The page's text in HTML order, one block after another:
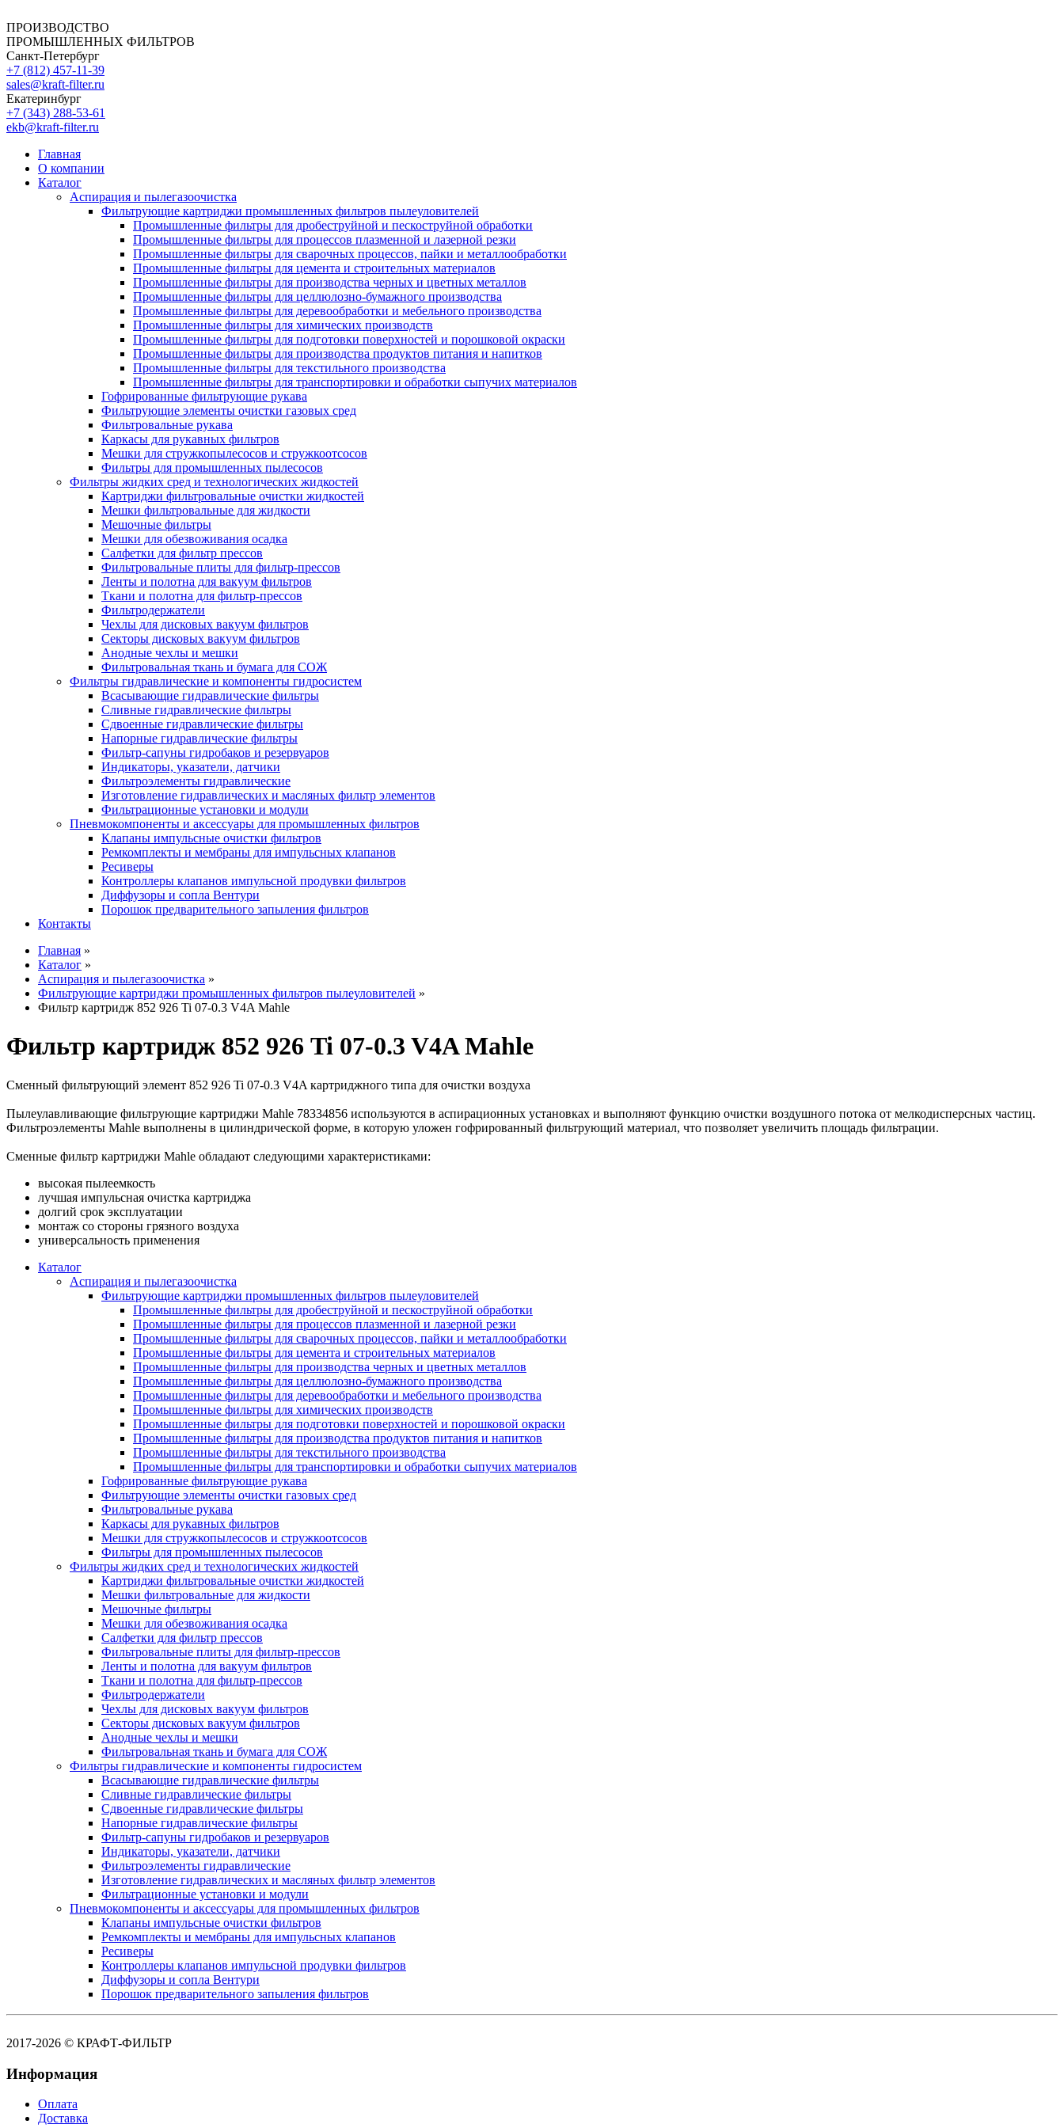
ПРОИЗВОДСТВО
ПРОМЫШЛЕННЫХ ФИЛЬТРОВ
Санкт-Петербург
+7 (812) 457-11-39
sales@kraft-filter.ru
Екатеринбург
+7 (343) 288-53-61
ekb@kraft-filter.ru
Главная
О компании
Каталог
Аспирация и пылегазоочистка
Фильтрующие картриджи промышленных фильтров пылеуловителей
Промышленные фильтры для дробеструйной и пескоструйной обработки
Промышленные фильтры для процессов плазменной и лазерной резки
Промышленные фильтры для сварочных процессов, пайки и металлообработки
Промышленные фильтры для цемента и строительных материалов
Промышленные фильтры для производства черных и цветных металлов
Промышленные фильтры для целлюлозно-бумажного производства
Промышленные фильтры для деревообработки и мебельного производства
Промышленные фильтры для химических производств
Промышленные фильтры для подготовки поверхностей и порошковой окраски
Промышленные фильтры для производства продуктов питания и напитков
Промышленные фильтры для текстильного производства
Промышленные фильтры для транспортировки и обработки сыпучих материалов
Гофрированные фильтрующие рукава
Фильтрующие элементы очистки газовых сред
Фильтровальные рукава
Каркасы для рукавных фильтров
Мешки для стружкопылесосов и стружкоотсосов
Фильтры для промышленных пылесосов
Фильтры жидких сред и технологических жидкостей
Картриджи фильтровальные очистки жидкостей
Мешки фильтровальные для жидкости
Мешочные фильтры
Мешки для обезвоживания осадка
Салфетки для фильтр прессов
Фильтровальные плиты для фильтр-прессов
Ленты и полотна для вакуум фильтров
Ткани и полотна для фильтр-прессов
Фильтродержатели
Чехлы для дисковых вакуум фильтров
Секторы дисковых вакуум фильтров
Анодные чехлы и мешки
Фильтровальная ткань и бумага для СОЖ
Фильтры гидравлические и компоненты гидросистем
Всасывающие гидравлические фильтры
Сливные гидравлические фильтры
Сдвоенные гидравлические фильтры
Напорные гидравлические фильтры
Фильтр-сапуны гидробаков и резервуаров
Индикаторы, указатели, датчики
Фильтроэлементы гидравлические
Изготовление гидравлических и масляных фильтр элементов
Фильтрационные установки и модули
Пневмокомпоненты и аксессуары для промышленных фильтров
Клапаны импульсные очистки фильтров
Ремкомплекты и мембраны для импульсных клапанов
Ресиверы
Контроллеры клапанов импульсной продувки фильтров
Диффузоры и сопла Вентури
Порошок предварительного запыления фильтров
Контакты
Главная »
Каталог »
Аспирация и пылегазоочистка »
Фильтрующие картриджи промышленных фильтров пылеуловителей »
Фильтр картридж 852 926 Ti 07-0.3 V4A Mahle
Фильтр картридж 852 926 Ti 07-0.3 V4A Mahle
Сменный фильтрующий элемент 852 926 Ti 07-0.3 V4A картриджного типа для очистки воздуха
Пылеулавливающие фильтрующие картриджи Mahle 78334856 используются в аспирационных установках и выполняют функцию очистки воздушного потока от мелкодисперсных частиц.
Фильтроэлементы Mahle выполнены в цилиндрической форме, в которую уложен гофрированный фильтрующий материал, что позволяет увеличить площадь фильтрации.
Сменные фильтр картриджи Mahle обладают следующими характеристиками:
высокая пылеемкость
лучшая импульсная очистка картриджа
долгий срок эксплуатации
монтаж со стороны грязного воздуха
универсальность применения
Каталог
Аспирация и пылегазоочистка
Фильтрующие картриджи промышленных фильтров пылеуловителей
Промышленные фильтры для дробеструйной и пескоструйной обработки
Промышленные фильтры для процессов плазменной и лазерной резки
Промышленные фильтры для сварочных процессов, пайки и металлообработки
Промышленные фильтры для цемента и строительных материалов
Промышленные фильтры для производства черных и цветных металлов
Промышленные фильтры для целлюлозно-бумажного производства
Промышленные фильтры для деревообработки и мебельного производства
Промышленные фильтры для химических производств
Промышленные фильтры для подготовки поверхностей и порошковой окраски
Промышленные фильтры для производства продуктов питания и напитков
Промышленные фильтры для текстильного производства
Промышленные фильтры для транспортировки и обработки сыпучих материалов
Гофрированные фильтрующие рукава
Фильтрующие элементы очистки газовых сред
Фильтровальные рукава
Каркасы для рукавных фильтров
Мешки для стружкопылесосов и стружкоотсосов
Фильтры для промышленных пылесосов
Фильтры жидких сред и технологических жидкостей
Картриджи фильтровальные очистки жидкостей
Мешки фильтровальные для жидкости
Мешочные фильтры
Мешки для обезвоживания осадка
Салфетки для фильтр прессов
Фильтровальные плиты для фильтр-прессов
Ленты и полотна для вакуум фильтров
Ткани и полотна для фильтр-прессов
Фильтродержатели
Чехлы для дисковых вакуум фильтров
Секторы дисковых вакуум фильтров
Анодные чехлы и мешки
Фильтровальная ткань и бумага для СОЖ
Фильтры гидравлические и компоненты гидросистем
Всасывающие гидравлические фильтры
Сливные гидравлические фильтры
Сдвоенные гидравлические фильтры
Напорные гидравлические фильтры
Фильтр-сапуны гидробаков и резервуаров
Индикаторы, указатели, датчики
Фильтроэлементы гидравлические
Изготовление гидравлических и масляных фильтр элементов
Фильтрационные установки и модули
Пневмокомпоненты и аксессуары для промышленных фильтров
Клапаны импульсные очистки фильтров
Ремкомплекты и мембраны для импульсных клапанов
Ресиверы
Контроллеры клапанов импульсной продувки фильтров
Диффузоры и сопла Вентури
Порошок предварительного запыления фильтров
2017-2026 © КРАФТ-ФИЛЬТР
Информация
Оплата
Доставка